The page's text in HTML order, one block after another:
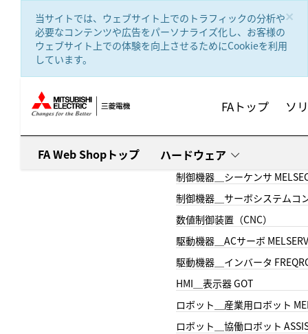
×
当サイトでは、ウェブサイト上でのトラフィックの分析や
必要なコンテンツや広告をパーソナライズ化し、お客様の
ウェブサイト上での体験を向上させるためにCookieを利用
しています。
FAトップ ソ
FA Web Shopトップ ハードウェア
制御機器＿シーケンサ
制御機器＿サーボシステムコ
数値制御装置（CNC）
駆動機器＿ACサーボ
駆動機器＿インバータ
HMI＿表示器 GOT
ロボット＿産業用ロボット
ロボット＿協働ロボット